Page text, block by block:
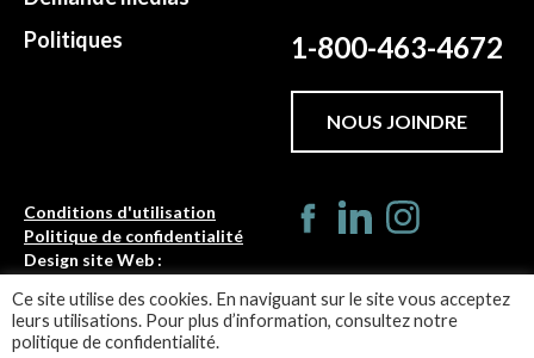
Politiques
1-800-463-4672
NOUS JOINDRE
Conditions d'utilisation
Politique de confidentialité
Design site Web :
©ACRGTQ 2026
Ce site utilise des cookies. En naviguant sur le site vous acceptez
leurs utilisations. Pour plus d’information, consultez notre
politique de confidentialité.